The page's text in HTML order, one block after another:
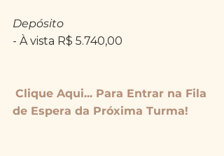
Depósito
- À vista R$ 5.740,00
Clique Aqui... Para Entrar na Fila
de Espera da Próxima Turma!